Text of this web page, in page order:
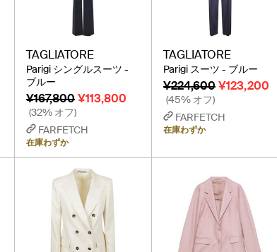
TAGLIATORE
Parigi シングルスーツ -
ブルー
¥167,800 ¥113,800
(32% オフ)
FARFETCH
在庫わずか
TAGLIATORE
Parigi スーツ - ブルー
¥224,600 ¥123,200
(45% オフ)
FARFETCH
在庫わずか